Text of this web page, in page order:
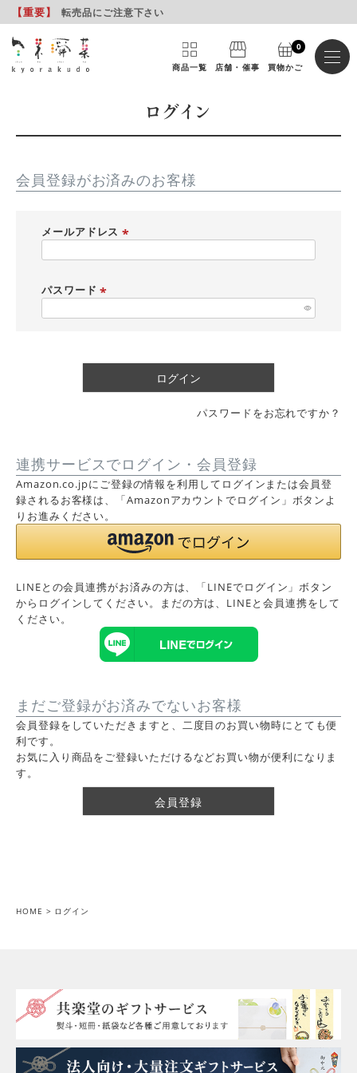
【重要】 転売品にご注意下さい
商品一覧 店舗・催事 買物かご
0
ログイン
会員登録がお済みのお客様
メールアドレス
)
パスワード
ログイン
パスワードをお忘れですか？
連携サービスでログイン・会員登録
Amazon.co.jpにご登録の情報を利用してログインまたは会員登
録されるお客様は、「Amazonアカウントでログイン」ボタンよ
りお進みください。
LINEとの会員連携がお済みの方は、「LINEでログイン」ボタン
からログインしてください。まだの方は、 LINEと会員連携をして
ください。
まだご登録がお済みでないお客様
会員登録をしていただきますと、二度目のお買い物時にとても便
利です。
お気に入り商品をご登録いただけるなどお買い物が便利になりま
す。
会員登録
HOME ログイン